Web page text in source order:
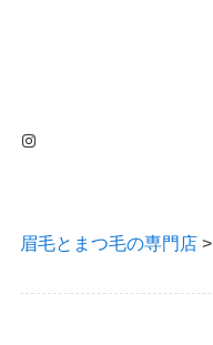
Instagram
眉毛とまつ毛の専門店>